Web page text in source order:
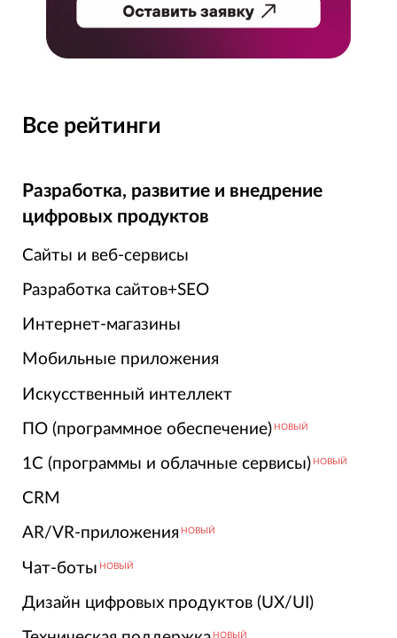
Все рейтинги
Разработка, развитие и внедрение
цифровых продуктов
Сайты и веб-сервисы
Разработка сайтов+SEO
Интернет-магазины
Мобильные приложения
Искусственный интеллект
ПО (программное обеспечение) НОВЫЙ
1С (программы и облачные сервисы) НОВЫЙ
CRM
AR/VR-приложения НОВЫЙ
Чат-боты НОВЫЙ
Дизайн цифровых продуктов (UX/UI)
НОВЫЙ